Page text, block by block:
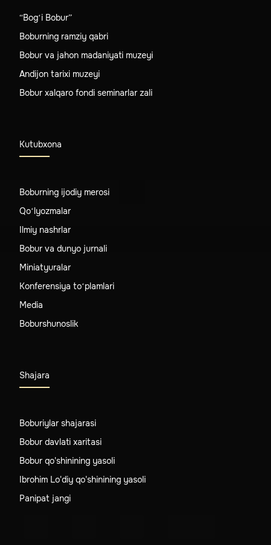
“Bog‘i Bobur”
Boburning ramziy qabri
Bobur va jahon madaniyati muzeyi
Andijon tarixi muzeyi
Bobur xalqaro fondi seminarlar zali
Kutubxona
Boburning ijodiy merosi
Qo‘lyozmalar
Ilmiy nashrlar
Bobur va dunyo jurnali
Miniatyuralar
Konferensiya to‘plamlari
Media
Boburshunoslik
Shajara
Boburiylar shajarasi
Bobur davlati xaritasi
Bobur qo'shinining yasoli
Ibrohim Lo'diy qo'shinining yasoli
Panipat jangi